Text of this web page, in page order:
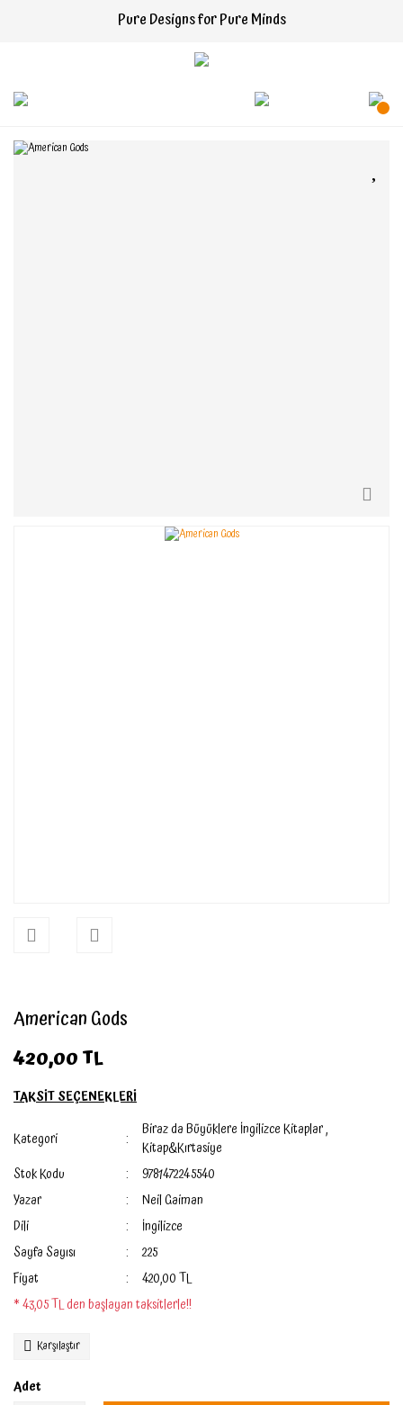
Pure Designs for Pure Minds
American Gods
420,00 TL
TAKSİT SEÇENEKLERİ
Kategori Biraz da Büyüklere İngilizce Kitaplar,
Kitap&Kırtasiye
Stok Kodu
9781472245540
Yazar
Neil Gaiman
Dili
İngilizce
Sayfa Sayısı
225
Fiyat
420,00 TL
* 43,05 TL den başlayan taksitlerle!!
Karşılaştır
Adet